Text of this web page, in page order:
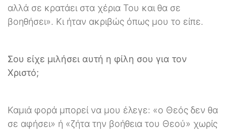
αλλά σε κρατάει στα χέρια Του και θα σε
βοηθήσει». Κι ήταν ακριβώς όπως μου το είπε.
Σου είχε μιλήσει αυτή η φίλη σου για τον
Χριστό;
Καμιά φορά μπορεί να μου έλεγε: «ο Θεός δεν θα
σε αφήσει» ή «ζήτα την βοήθεια του Θεού» χωρίς